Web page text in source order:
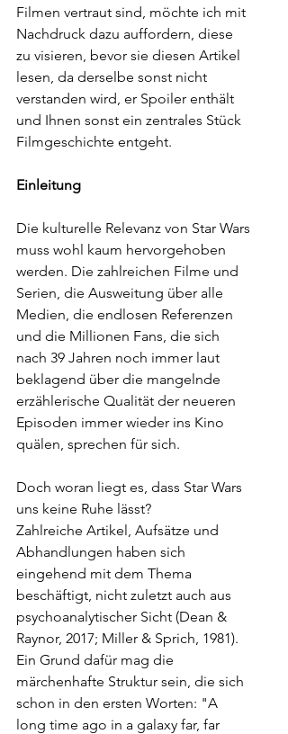
Filmen vertraut sind, möchte ich mit
Nachdruck dazu auffordern, diese
zu visieren, bevor sie diesen Artikel
lesen, da derselbe sonst nicht
verstanden wird, er Spoiler enthält
und Ihnen sonst ein zentrales Stück
Filmgeschichte entgeht.
Einleitung
Die kulturelle Relevanz von Star Wars
muss wohl kaum hervorgehoben
werden. Die zahlreichen Filme und
Serien, die Ausweitung über alle
Medien, die endlosen Referenzen
und die Millionen Fans, die sich
nach 39 Jahren noch immer laut
beklagend über die mangelnde
erzählerische Qualität der neueren
Episoden immer wieder ins Kino
quälen, sprechen für sich.
Doch woran liegt es, dass Star Wars
uns keine Ruhe lässt?
Zahlreiche Artikel, Aufsätze und
Abhandlungen haben sich
eingehend mit dem Thema
beschäftigt, nicht zuletzt auch aus
psychoanalytischer Sicht (Dean &
Raynor, 2017; Miller & Sprich, 1981).
Ein Grund dafür mag die
märchenhafte Struktur sein, die sich
schon in den ersten Worten: "A
long time ago in a galaxy far, far